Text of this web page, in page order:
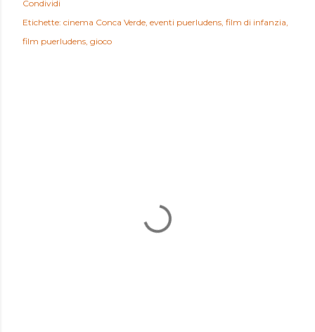
Condividi
Etichette: cinema Conca Verde eventi puerludens film di infanzia
film puerludens gioco